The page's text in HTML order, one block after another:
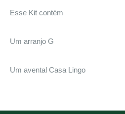
Esse Kit contém
Um arranjo G
Um avental Casa Lingo